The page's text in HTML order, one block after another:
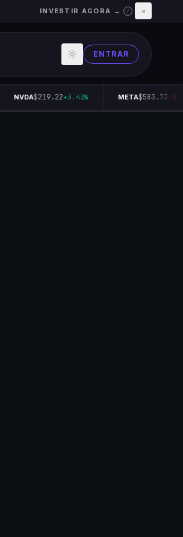
INVESTIR AGORA → i ×
ENTRAR
NVDA$219.22+3.43% META$583.73-